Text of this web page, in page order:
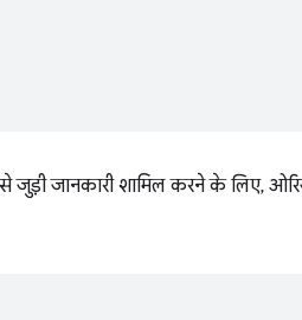
जुड़ी जानकारी शामिल करने के लिए,